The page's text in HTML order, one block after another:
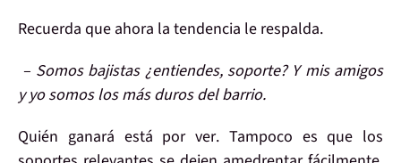
Recuerda que ahora la tendencia le respalda.
– Somos bajistas ¿entiendes, soporte? Y mis amigos
y yo somos los más duros del barrio.
Quién ganará está por ver. Tampoco es que los